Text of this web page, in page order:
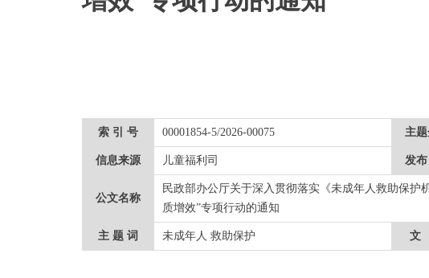
索 引 号 00001854-5/2026-00075 主
信息来源 儿童福利司 发布
公文名称
民政部办公厅关于深入贯彻落实《未成年人救助保护
质增效”专项行动的通知
主 题 词 未成年人 救助保护 文